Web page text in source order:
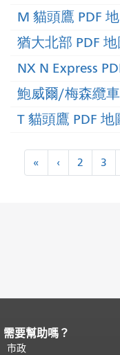
M 貓頭鷹 PDF
猶大北部 PDF 地
NX N Express
鮑威爾/梅森纜車
T 貓頭鷹 PDF 地
«「
第
‹<
以
2 3
頁面內容結束。
都會重複顯示。
需要幫助嗎？
市政